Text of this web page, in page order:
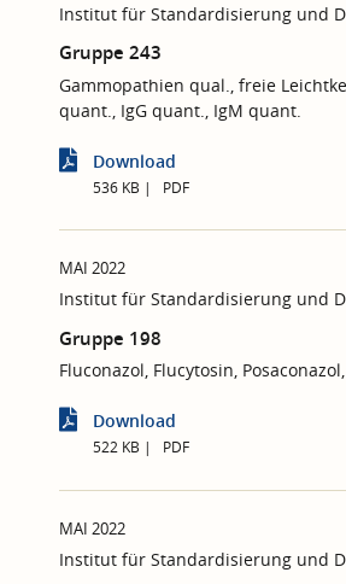
Institut für Standardisierung und
Gruppe 243
Gammopathien qual., freie
quant., IgG quant., IgM quant.
Download
536 KB PDF
MAI 2022
Institut für Standardisierung und
Gruppe 198
Fluconazol, Flucytosin,
Download
522 KB PDF
MAI 2022
Institut für Standardisierung und